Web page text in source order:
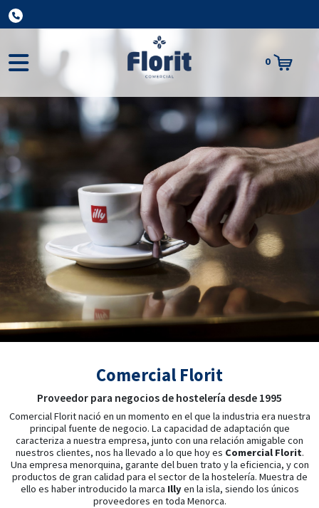
0
VER CESTA
Comercial Florit
Proveedor para negocios de hostelería desde 1995
Comercial Florit nació en un momento en el que la industria era nuestra
principal fuente de negocio. La capacidad de adaptación que
caracteriza a nuestra empresa, junto con una relación amigable con
nuestros clientes, nos ha llevado a lo que hoy es Comercial Florit.
Una empresa menorquina, garante del buen trato y la eficiencia, y con
productos de gran calidad para el sector de la hostelería. Muestra de
ello es haber introducido la marca Illyen la isla, siendo los únicos
proveedores en toda Menorca.